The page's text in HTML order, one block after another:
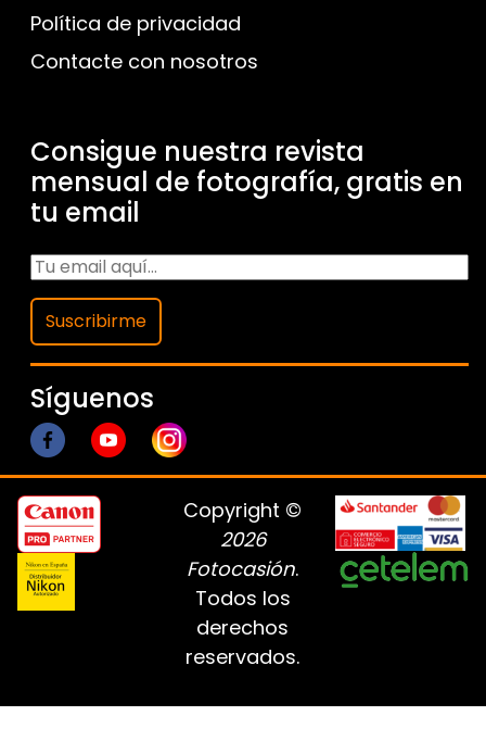
Política de privacidad
Contacte con nosotros
Consigue nuestra revista
mensual de fotografía, gratis en
tu email
Suscribirme
Síguenos
Copyright ©
2026
Fotocasión.
Todos los
derechos
reservados.